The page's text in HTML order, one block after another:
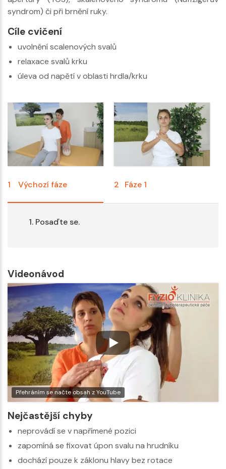
syndrom) či při brnění ruky.
Cíle cvičení
uvolnění scalenových svalů
relaxace svalů krku
úleva od napětí v oblasti hrdla/krku
1 Výchozí fáze 2 Fáze 1
Posaďte se.
Videonávod
Přehráním se načte obsah z YouTube
Nejčastější chyby
neprovádí se v napřímené pozici
zapomíná se fixovat úpon svalu na hrudníku
dochází pouze k záklonu hlavy bez rotace